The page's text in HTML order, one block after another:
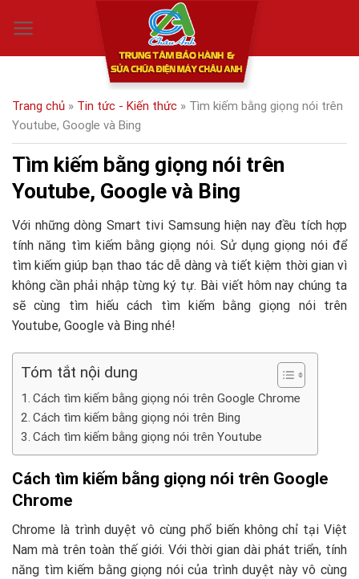
Trang chủ » Tin tức - Kiến thức » Tìm kiếm bằng giọng nói trên
Youtube, Google và Bing
Tìm kiếm bằng giọng nói trên
Youtube, Google và Bing
Với những dòng Smart tivi Samsung hiện nay đều tích hợp
tính năng tìm kiếm bằng giọng nói. Sử dụng giọng nói để
tìm kiếm giúp bạn thao tác dễ dàng và tiết kiệm thời gian vì
không cần phải nhập từng ký tự. Bài viết hôm nay chúng ta
sẽ cùng tìm hiếu cách tìm kiếm bằng giọng nói trên
Youtube, Google và Bing nhé!
Tóm tắt nội dung
Cách tìm kiếm bằng giọng nói trên Google Chrome
Cách tìm kiếm bằng giọng nói trên Bing
Cách tìm kiếm bằng giọng nói trên Youtube
Cách tìm kiếm bằng giọng nói trên Google
Chrome
Chrome là trình duyệt vô cùng phổ biến không chỉ tại Việt
Nam mà trên toàn thế giới. Với thời gian dài phát triển, tính
năng tìm kiếm bằng giọng nói của trình duyệt này vô cùng